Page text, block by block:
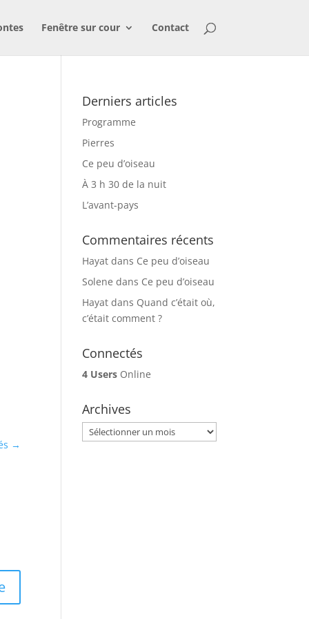
Fenêtre sur cour Contact
→
Derniers articles
Programme
Pierres
Ce peu d’oiseau
À 3 h 30 de la nuit
L’avant-pays
Commentaires récents
Hayat dans Ce peu d’oiseau
Solene dans Ce peu d’oiseau
Hayat dans Quand c’était où,
c’était comment ?
Connectés
4 Users Online
Archives
Archives